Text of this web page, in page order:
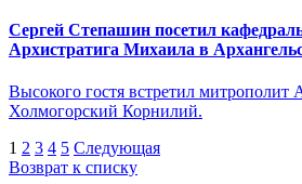
Сергей Степашин посетил
Архистратига Михаила в
Высокого гостя встретил митрополит
Холмогорский Корнилий.
1 2 3 4 5 Следующая
Возврат к списку